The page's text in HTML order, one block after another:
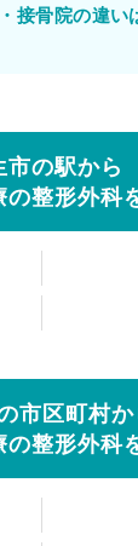
接骨院の違い
市の駅から
の整形外科
市区町村か
の整形外科